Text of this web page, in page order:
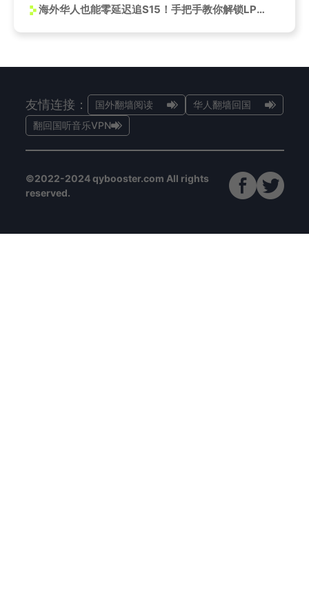
海外华人也能零延迟追S15！手把手教你解锁LPL全球总决赛观看权限
友情连接： 国外翻墙阅读
华人翻墙回国
翻回国听音乐VPN
©2022-2024 qybooster.com All rights
reserved.